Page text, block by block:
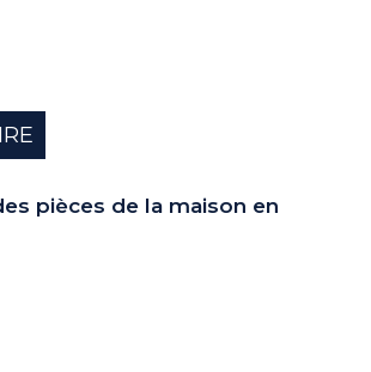
pièces de la maison en